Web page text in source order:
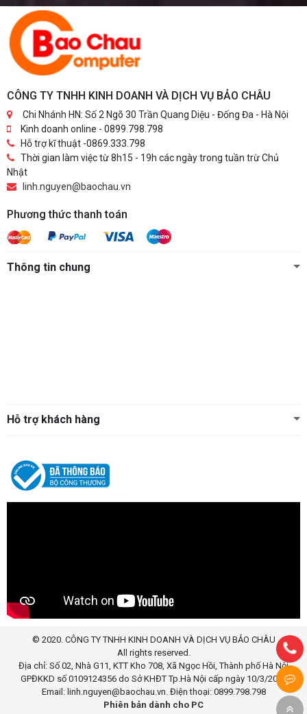
Bạn
CÔNG TY TNHH KINH DOANH VÀ DỊCH VỤ BẢO CHÂU
Chi Nhánh HN: Số 2 Ngõ 30 Trần Quang Diệu - Đống Đa - Hà Nội
Kinh doanh online - 0899.798.798
Hỗ trợ kĩ thuật -0869.333.798
Thời gian làm việc từ 8h15 - 19h các ngày trong tuần trừ Chủ
Nhật
linh.nguyen@baochau.vn
Phương thức thanh toán
Thông tin chung
Hỗ trợ khách hàng
© 2020. CÔNG TY TNHH KINH DOANH VÀ DỊCH VỤ BẢO CHÂU
All rights reserved.
Địa chỉ: Số 02, Nhà G11, KTT Kho 708, Xã Ngọc Hồi, Thành phố Hà Nội
GPĐKKD số 0109124356 do Sở KHĐT Tp.Hà Nội cấp ngày 10/3/2020
Email: linh.nguyen@baochau.vn. Điện thoại: 0899.798.798
Phiên bản dành cho PC